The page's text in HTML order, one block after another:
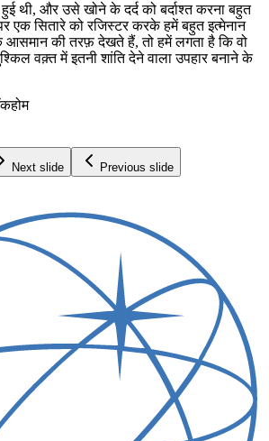
हुई थी, और उसे खोने के दर्द को बर्दाश्त करना बहुत
एक सितारे को रजिस्टर करके हमें बहुत इत्मेनान
आसमान की तरफ़ देखते हैं, तो हमें लगता है कि वो
वक़्त में इतनी शांति देने वाला उपहार बनाने के
Next slide Previous slide